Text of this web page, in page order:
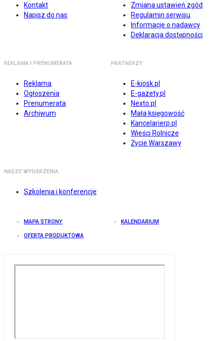
Kontakt
Napisz do nas
Zmiana ustawień zgód
Regulamin serwisu
Informacje o nadawcy
Deklaracja dostępności
REKLAMA I PRENUMERATA
Reklama
Ogłoszenia
Prenumerata
Archiwum
PARTNERZY
E-kiosk.pl
E-gazety.pl
Nexto.pl
Mała księgowość
Kancelarierp.pl
Wieści Rolnicze
Życie Warszawy
NASZE WYDARZENIA
Szkolenia i konferencje
MAPA STRONY KALENDARIUM
OFERTA PRODUKTOWA